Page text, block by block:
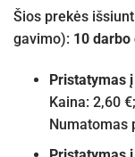
Šios prekės
gavimo): 10 darbo
Pristatymas į
Kaina: 2,60 €;
Numatomas